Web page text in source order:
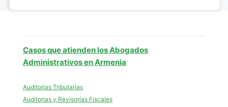
Casos que atienden los Abogados
Administrativos en Armenia
Auditorías Tributarias
Auditorias y Revisorías Fiscales